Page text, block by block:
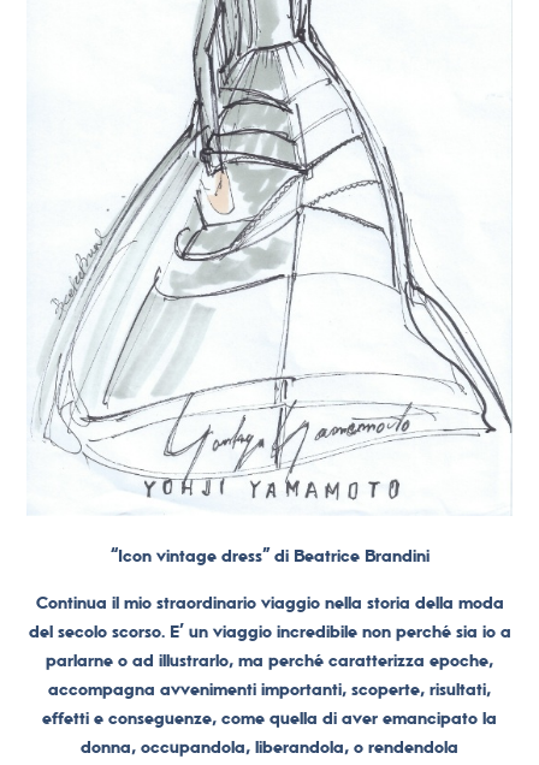
“Icon vintage dress” di Beatrice Brandini
Continua il mio straordinario viaggio nella storia della moda
del secolo scorso. E’ un viaggio incredibile non perché sia io a
parlarne o ad illustrarlo, ma perché caratterizza epoche,
accompagna avvenimenti importanti, scoperte, risultati,
effetti e conseguenze, come quella di aver emancipato la
donna, occupandola, liberandola, o rendendola